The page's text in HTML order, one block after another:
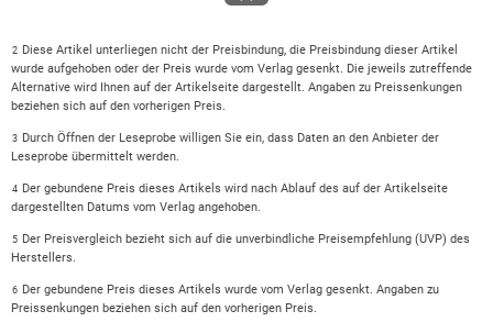
2
Diese Artikel unterliegen nicht der Preisbindung, die Preisbindung dieser Artikel
wurde aufgehoben oder der Preis wurde vom Verlag gesenkt. Die jeweils zutreffende
Alternative wird Ihnen auf der Artikelseite dargestellt. Angaben zu Preissenkungen
beziehen sich auf den vorherigen Preis.
3
Durch Öffnen der Leseprobe willigen Sie ein, dass Daten an den Anbieter der
Leseprobe übermittelt werden.
4
Der gebundene Preis dieses Artikels wird nach Ablauf des auf der Artikelseite
dargestellten Datums vom Verlag angehoben.
5
Der Preisvergleich bezieht sich auf die unverbindliche Preisempfehlung (UVP) des
Herstellers.
6
Der gebundene Preis dieses Artikels wurde vom Verlag gesenkt. Angaben zu
Preissenkungen beziehen sich auf den vorherigen Preis.